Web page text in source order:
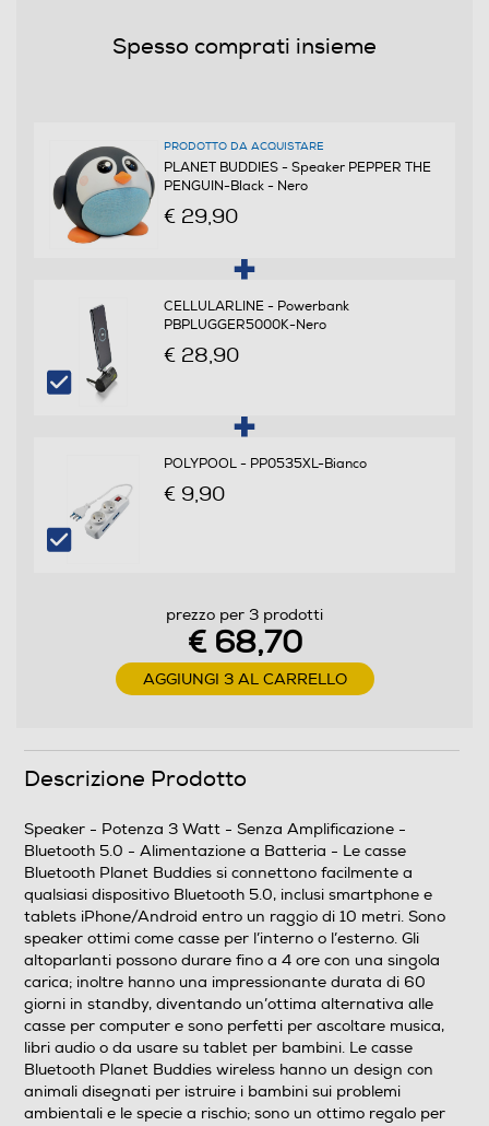
Wireless
USB
USB Standard
Bluetooth 5.0
Potenza-W
3
Amplificata
Radio
Spesso comprati insieme
PRODOTTO DA ACQUISTARE
PLANET BUDDIES - Speaker PEPPER THE
PENGUIN-Black - Nero
€ 29,90
CELLULARLINE - Powerbank
PBPLUGGER5000K-Nero
€ 28,90
POLYPOOL - PP0535XL-Bianco
€ 9,90
prezzo per 3 prodotti
€ 68,70
AGGIUNGI 3 AL CARRELLO
Descrizione Prodotto
Speaker - Potenza 3 Watt - Senza Amplificazione -
Bluetooth 5.0 - Alimentazione a Batteria - Le casse
Bluetooth Planet Buddies si connettono facilmente a
qualsiasi dispositivo Bluetooth 5.0, inclusi smartphone e
tablets iPhone/Android entro un raggio di 10 metri. Sono
speaker ottimi come casse per l’interno o l’esterno. Gli
altoparlanti possono durare fino a 4 ore con una singola
carica; inoltre hanno una impressionante durata di 60
giorni in standby, diventando un’ottima alternativa alle
casse per computer e sono perfetti per ascoltare musica,
libri audio o da usare su tablet per bambini. Le casse
Bluetooth Planet Buddies wireless hanno un design con
animali disegnati per istruire i bambini sui problemi
ambientali e le specie a rischio; sono un ottimo regalo per